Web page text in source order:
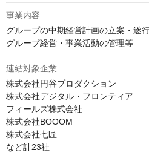
事業内容
グループの中期経営計画の立案・遂
グループ経営・事業活動の管理等
連結対象企業
株式会社円谷プロダクション
株式会社デジタル・フロンティア
フィールズ株式会社
株式会社BOOOM
株式会社七匠
など計23社